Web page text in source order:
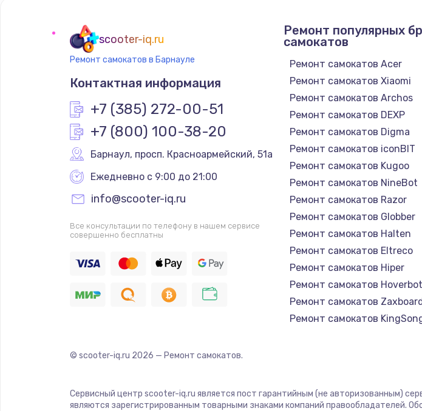
scooter-iq.ru
Ремонт самокатов в Барнауле
Контактная информация
+7 (385) 272-00-51
+7 (800) 100-38-20
Барнаул, просп. Красноармейский, 51а
Ежедневно с 9:00 до 21:00
info@scooter-iq.ru
Все консультации по телефону в нашем сервисе
совершенно бесплатны
Ремонт популярных
самокатов
Ремонт самокатов Acer
Ремонт самокатов Xiaomi
Ремонт самокатов Archos
Ремонт самокатов DEXP
Ремонт самокатов Digma
Ремонт самокатов iconBIT
Ремонт самокатов Kugoo
Ремонт самокатов NineBot
Ремонт самокатов Razor
Ремонт самокатов Globber
Ремонт самокатов Halten
Ремонт самокатов Eltreco
Ремонт самокатов Hiper
Ремонт самокатов Hoverbot
Ремонт самокатов
Ремонт самокатов
Ремонт самокатов Joyor
© scooter-iq.ru 2026 — Ремонт самокатов.
Сервисный центр scooter-iq.ru является пост гарантийным (не авторизованным)
являются зарегистрированным товарными знаками компаний правообладателей.